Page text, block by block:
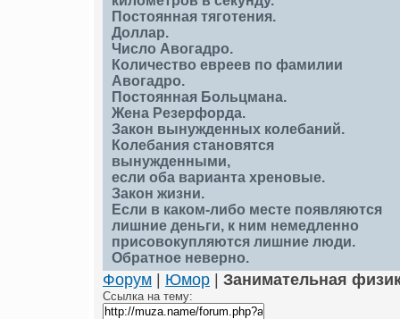
Постоянная тяготения.
Доллар.
Число Авогадро.
Количество евреев по фамилии
Авогадро.
Постоянная Больцмана.
Жена Резерфорда.
Закон вынужденных колебаний.
Колебания становятся
вынужденными,
если оба варианта хреновые.
Закон жизни.
Если в каком-либо месте появляются
лишние деньги, к ним немедленно
присовокупляются лишние люди.
Обратное неверно.
Форум Юмор Занимательная
Ссылка на тему: